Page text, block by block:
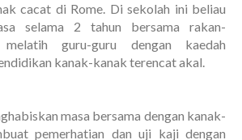
cacat di Rome. Di sekolah ini beliau
selama 2 tahun bersama rakan-
guru-guru dengan kaedah
kanak-kanak terencat akal.
masa bersama dengan kanak-
pemerhatian dan uji kaji dengan